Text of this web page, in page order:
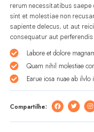
rerum necessitatibus
sint et molestiae non
sapiente delecus, ut aut
consequatur aut
Labore et dolore
Quam nihil molestiae
Earue iosa nuae ab ilvlo
Compartilhe: